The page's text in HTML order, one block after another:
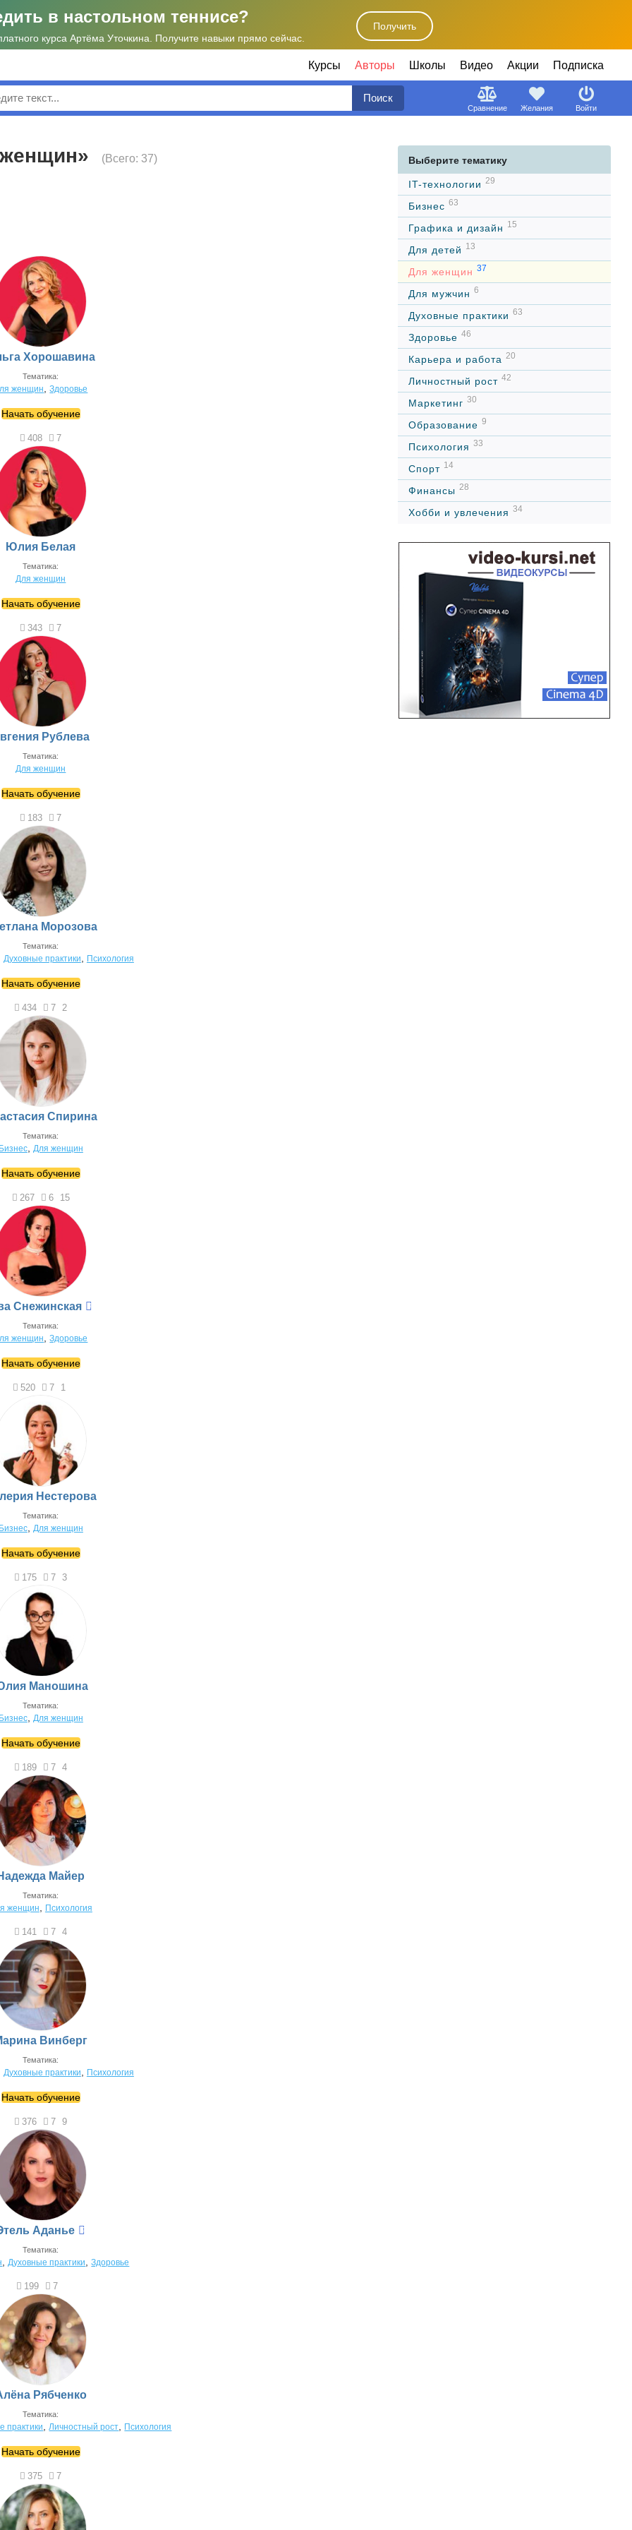
в настольном теннисе?
курса Артёма Уточкина. Получите навыки прямо сейчас.
Получить
Курсы Авторы Школы Видео Акции Подписка
Поиск
Сравнение Желания Войти
(Всего: 37)
Хорошавина
Тематика:
женщин ,Здоровье
Начать обучение
408 7
Юлия Белая
Тематика:
Для женщин
Начать обучение
343 7
Рублева
Тематика:
Для женщин
Начать обучение
183 7
Морозова
Тематика:
Духовные практики Психология
Начать обучение
434 7 2
Спирина
Тематика:
, Для женщин
Начать обучение
267 6 15
Снежинская
Тематика:
женщин ,Здоровье
Начать обучение
520 7 1
Нестерова
Тематика:
, Для женщин
Начать обучение
175 7 3
Маношина
Тематика:
, Для женщин
Начать обучение
189 7 4
Майер
Тематика:
женщин Психология
141 7 4
Винберг
Тематика:
Духовные практики Психология
Начать обучение
376 7 9
Аданье
Тематика:
Духовные практики ,Здоровье
199 7
Рябченко
Тематика:
практики Личностный рост Психология
Начать обучение
375 7
Выберите тематику
IT-технологии 29
Бизнес 63
Графика и дизайн 15
Для детей 13
Для женщин 37
Для мужчин 6
Духовные практики 63
Здоровье 46
Карьера и работа 20
Личностный рост 42
Маркетинг 30
Образование 9
Психология 33
Спорт 14
Финансы 28
Хобби и увлечения 34